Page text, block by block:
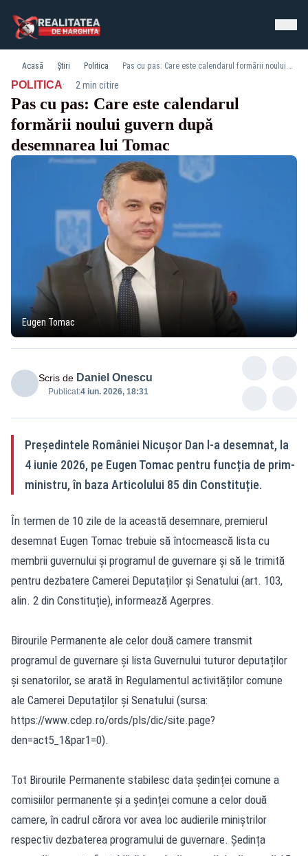
Acasă Știri Politica Pas cu pas: Care este calendarul formării noului guvern după desemnarea lui Tomac
POLITICA· 2 min citire
Pas cu pas: Care este calendarul
formării noului guvern după
desemnarea lui Tomac
Eugen Tomac
Scris de Daniel Onescu
Publicat:4 iun. 2026, 18:31
Președintele României Nicușor Dan l-a desemnat, la
4 iunie 2026, pe Eugen Tomac pentru funcția de prim-
ministru, în baza Articolului 85 din Constituție.
În termen de 10 zile de la această desemnare, premierul
desemnat Eugen Tomac trebuie să întocmească lista cu
membrii guvernului și programul de guvernare și să le trimită
pentru dezbatere Camerei Deputaților și Senatului (art. 103,
alin. 2 din Constituție), informează Agerpres.
Birourile Permanente ale celor două camere transmit
programul de guvernare și lista Guvernului tuturor deputaților
și senatorilor, se arată în Regulamentul activităților comune
ale Camerei Deputaților și Senatului (sursa:
https://www.cdep.ro/ords/pls/dic/site.page?
den=act5_1&par1=0).
Tot Birourile Permanente stabilesc data ședinței comune a
comisiilor permanente și a ședinței comune a celor două
camere, în cadrul cărora vor avea loc audierile miniștrilor
respectiv dezbaterea programului de guvernare. Ședința